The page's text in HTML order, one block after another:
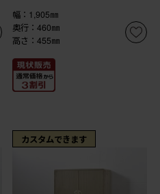
幅：1,905㎜
奥行：460㎜
高さ：455㎜
カスタムできます